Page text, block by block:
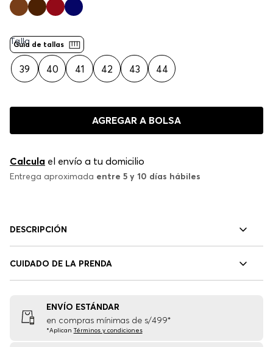
Guía de tallas
Talla
39 40 41 42 43 44
AGREGAR A BOLSA
Calcula el envío a tu domicilio
Entrega aproximada entre 5 y 10 días hábiles
DESCRIPCIÓN
CUIDADO DE LA PRENDA
ENVÍO ESTÁNDAR
en compras mínimas de s/499*
*Aplican Términos y condiciones